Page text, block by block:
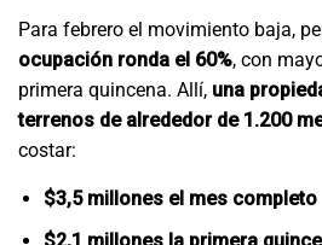
Para febrero el movimiento baja,
ocupación ronda el 60%, con
primera quincena. Allí, una
terrenos de alrededor de 1.200
costar:
$3,5 millones el mes completo